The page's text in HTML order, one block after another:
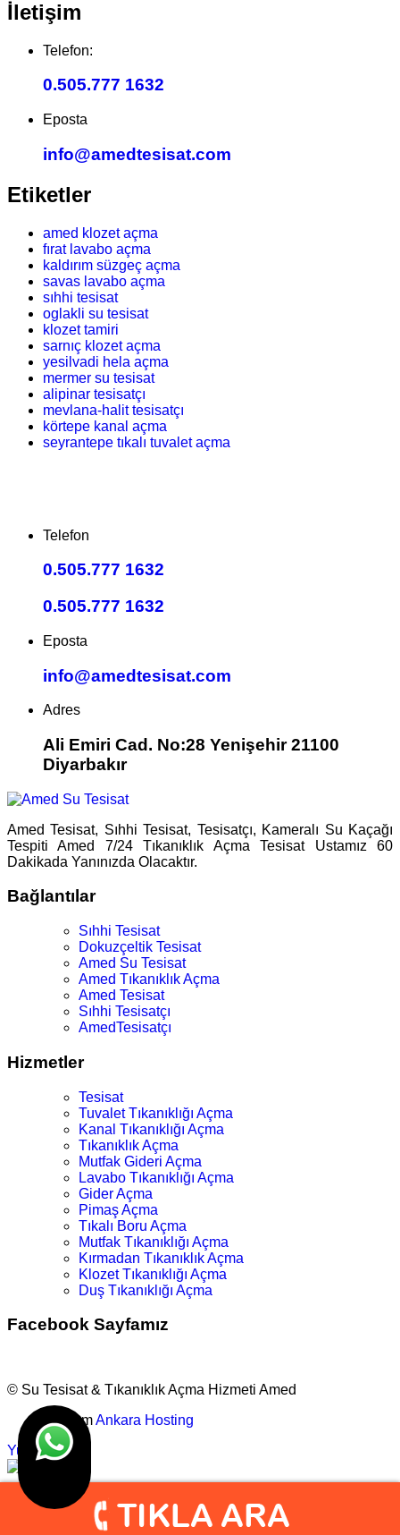
İletişim
Telefon:
0.505.777 1632
Eposta
info@amedtesisat.com
Etiketler
amed klozet açma
fırat lavabo açma
kaldırım süzgeç açma
savas lavabo açma
sıhhi tesisat
oglakli su tesisat
klozet tamiri
sarnıç klozet açma
yesilvadi hela açma
mermer su tesisat
alipinar tesisatçı
mevlana-halit tesisatçı
körtepe kanal açma
seyrantepe tıkalı tuvalet açma
Telefon
0.505.777 1632
0.505.777 1632
Eposta
info@amedtesisat.com
Adres
Ali Emiri Cad. No:28 Yenişehir 21100
Diyarbakır
Amed Tesisat, Sıhhi Tesisat, Tesisatçı, Kameralı Su Kaçağı
Tespiti Amed 7/24 Tıkanıklık Açma Tesisat Ustamız 60
Dakikada Yanınızda Olacaktır.
Bağlantılar
Sıhhi Tesisat
Dokuzçeltik Tesisat
Amed Su Tesisat
Amed Tıkanıklık Açma
Amed Tesisat
Sıhhi Tesisatçı
AmedTesisatçı
Hizmetler
Tesisat
Tuvalet Tıkanıklığı Açma
Kanal Tıkanıklığı Açma
Tıkanıklık Açma
Mutfak Gideri Açma
Lavabo Tıkanıklığı Açma
Gider Açma
Pimaş Açma
Tıkalı Boru Açma
Mutfak Tıkanıklığı Açma
Kırmadan Tıkanıklık Açma
Klozet Tıkanıklığı Açma
Duş Tıkanıklığı Açma
Facebook Sayfamız
© Su Tesisat & Tıkanıklık Açma Hizmeti Amed
TasarımAnkara Hosting
Yukarı
info@amedtesisat.com
0.505.777 1632